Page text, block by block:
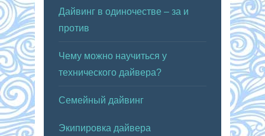
Дайвинг в одиночестве – за и
против
Чему можно научиться у
технического дайвера?
Семейный дайвинг
Экипировка дайвера